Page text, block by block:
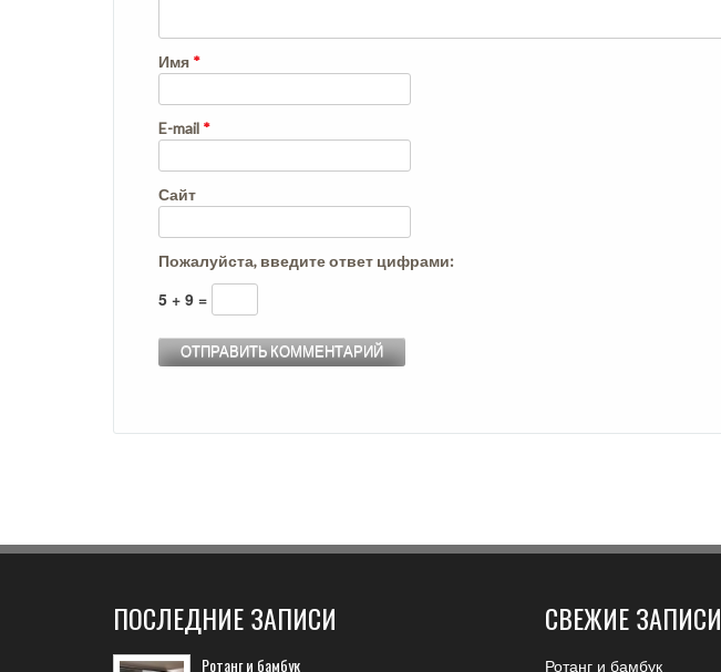
Имя *
E-mail *
Сайт
Пожалуйста, введите ответ цифрами:
5 + 9 =
ПОСЛЕДНИЕ ЗАПИСИ
Ротанг и бамбук
СВЕЖИЕ ЗАПИСИ
Ротанг и бамбук